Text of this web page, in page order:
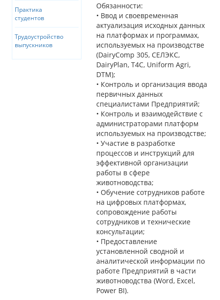
Практика
студентов
Трудоустройство
выпускников
Обязанности:
• Ввод и своевременная
актуализация исходных данных
на платформах и программах,
используемых на производстве
(DairyComp 305, СЕЛЭКС,
DairyPlan, T4C, Uniform Agri,
DTM);
• Контроль и организация ввода
первичных данных
специалистами Предприятий;
• Контроль и взаимодействие с
администраторами платформ
используемых на производстве;
• Участие в разработке
процессов и инструкций для
эффективной организации
работы в сфере
животноводства;
• Обучение сотрудников работе
на цифровых платформах,
сопровождение работы
сотрудников и технические
консультации;
• Предоставление
установленной сводной и
аналитической информации по
работе Предприятий в части
животноводства (Word, Excel,
Power BI).